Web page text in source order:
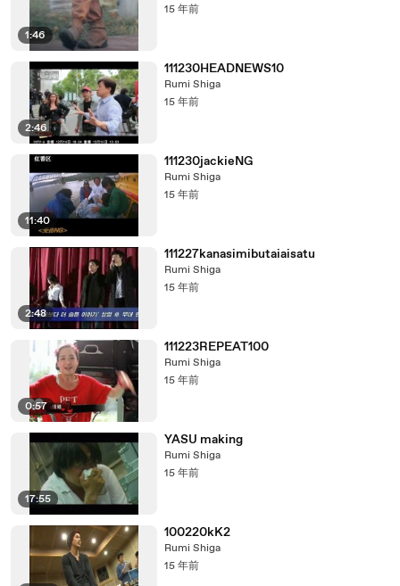
1:46
15 年前
2:46
111230HEADNEWS10
Rumi Shiga
15 年前
11:40
111230jackieNG
Rumi Shiga
15 年前
2:48
111227kanasimibutaiaisatu
Rumi Shiga
15 年前
0:57
111223REPEAT100
Rumi Shiga
15 年前
17:55
YASU making
Rumi Shiga
15 年前
100220kK2
Rumi Shiga
15 年前